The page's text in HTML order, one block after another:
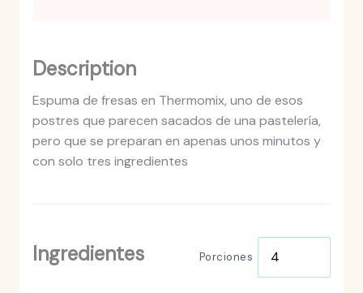
Description
Espuma de fresas en Thermomix, uno de esos
postres que parecen sacados de una pastelería,
pero que se preparan en apenas unos minutos y
con solo tres ingredientes
Ingredientes Porciones